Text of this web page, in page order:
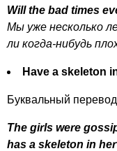
Will the bad times
Мы уже несколько
ли когда-нибудь
Have a skeleton
Буквальный
The girls were
has a skeleton in her